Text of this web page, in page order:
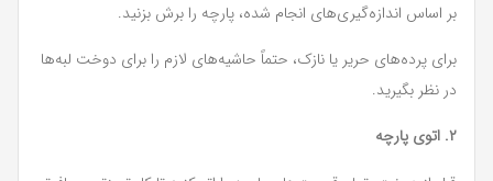
بر اساس اندازه‌گیری‌های انجام شده، پارچه را برش بزنید.
برای پرده‌های حریر یا نازک، حتماً حاشیه‌های لازم را برای دوخت لبه‌ها
در نظر بگیرید.
۲. اتوی پارچه